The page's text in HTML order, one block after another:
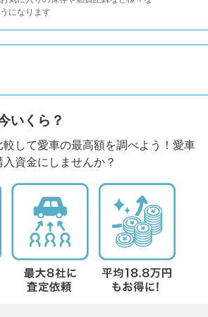
になります
いくら？
して愛車の最高額を調べよう！愛車
資金にしませんか？